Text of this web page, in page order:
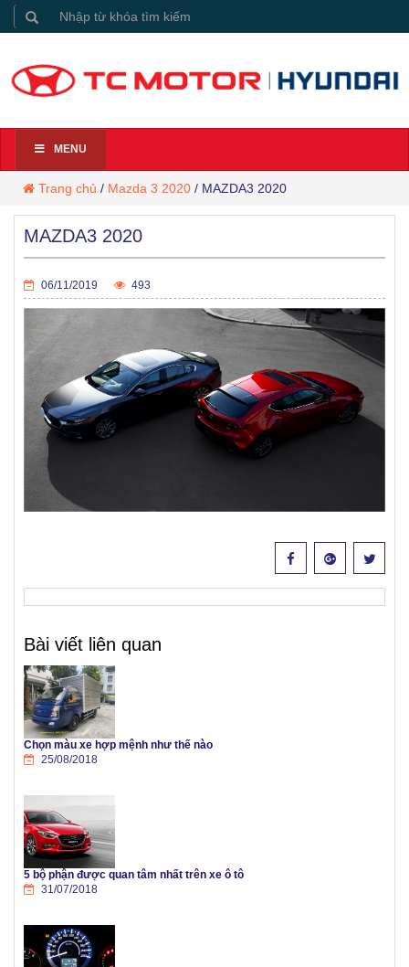
MENU
Trang chủ / Mazda 3 2020 / MAZDA3 2020
MAZDA3 2020
06/11/2019 493
Bài viết liên quan
Chọn màu xe hợp mệnh như thế nào
25/08/2018
5 bộ phận được quan tâm nhất trên xe ô tô
31/07/2018